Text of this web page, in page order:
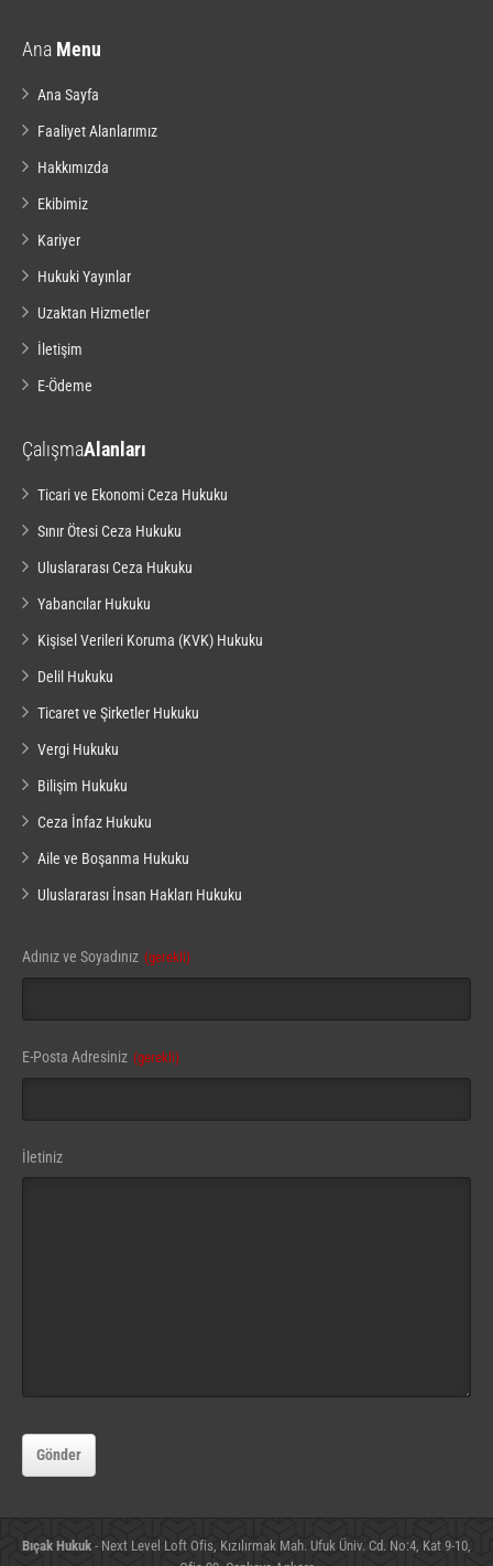
Ana Menu
Ana Sayfa
Faaliyet Alanlarımız
Hakkımızda
Ekibimiz
Kariyer
Hukuki Yayınlar
Uzaktan Hizmetler
İletişim
E-Ödeme
ÇalışmaAlanları
Ticari ve Ekonomi Ceza Hukuku
Sınır Ötesi Ceza Hukuku
Uluslararası Ceza Hukuku
Yabancılar Hukuku
Kişisel Verileri Koruma (KVK) Hukuku
Delil Hukuku
Ticaret ve Şirketler Hukuku
Vergi Hukuku
Bilişim Hukuku
Ceza İnfaz Hukuku
Aile ve Boşanma Hukuku
Uluslararası İnsan Hakları Hukuku
Adınız ve Soyadınız (gerekli)
E-Posta Adresiniz (gerekli)
Phone
Number (gerekli)
İletiniz
Gönder
Bıçak Hukuk - Next Level Loft Ofis, Kızılırmak Mah. Ufuk Üniv. Cd. No:4, Kat 9-10,